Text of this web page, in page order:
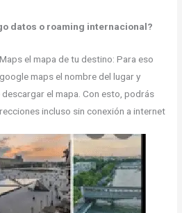
datos o roaming internacional?
el mapa de tu destino: Para eso
maps el nombre del lugar y
el mapa. Con esto, podrás
incluso sin conexión a internet